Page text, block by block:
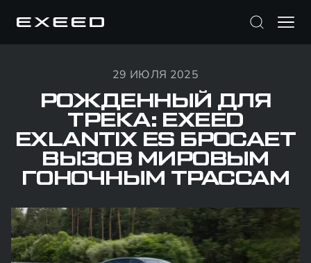
29 ИЮЛЯ 2025
РОЖДЕННЫЙ ДЛЯ
ТРЕКА: EXEED
EXLANTIX ES БРОСАЕТ
ВЫЗОВ МИРОВЫМ
ГОНОЧНЫМ ТРАССАМ